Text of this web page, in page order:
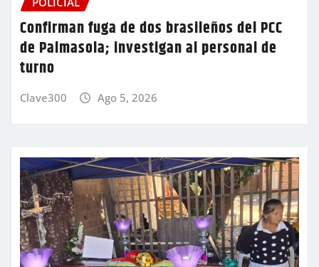
Confirman fuga de dos brasileños del PCC
de Palmasola; investigan al personal de
turno
Clave300 Ago 5, 2026